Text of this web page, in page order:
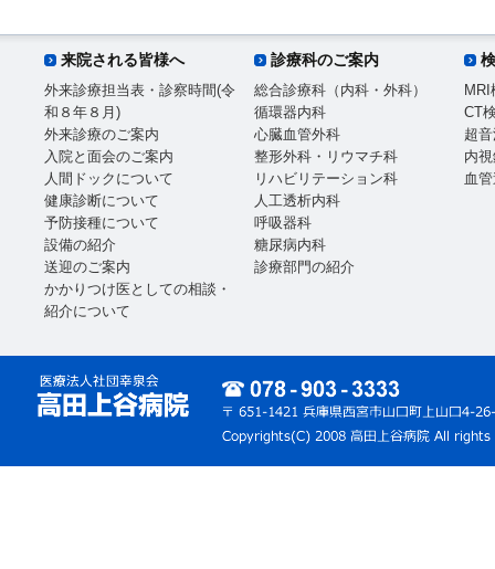
来院される皆様へ
外来診療担当表・診察時間(令
和８年８月)
外来診療のご案内
入院と面会のご案内
人間ドックについて
健康診断について
予防接種について
設備の紹介
送迎のご案内
かかりつけ医としての相談・
紹介について
診療科のご案内
総合診療科（内科・外科）
循環器内科
心臓血管外科
整形外科・リウマチ科
リハビリテーション科
人工透析内科
呼吸器科
糖尿病内科
診療部門の紹介
MRI
CT
超
内
血